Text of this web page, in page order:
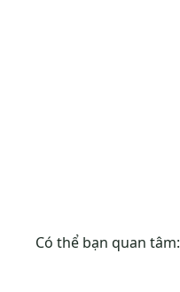
Có thể bạn quan tâm: